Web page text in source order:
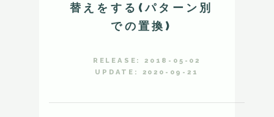
替えをする(パターン別
での置換)
RELEASE: 2018-05-02
UPDATE: 2020-09-21